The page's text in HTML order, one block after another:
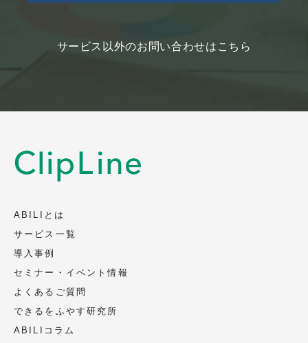
サービス以外のお問い合わせはこちら
ABILIとは
サービス一覧
導入事例
セミナー・イベント情報
よくあるご質問
できるをふやす研究所
ABILIコラム